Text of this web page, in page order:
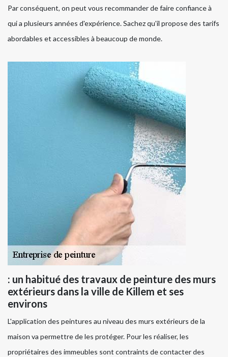
Par conséquent, on peut vous recommander de faire confiance à
qui a plusieurs années d'expérience. Sachez qu'il propose des tarifs
abordables et accessibles à beaucoup de monde.
: un habitué des travaux de peinture des murs
extérieurs dans la ville de Killem et ses
environs
L'application des peintures au niveau des murs extérieurs de la
maison va permettre de les protéger. Pour les réaliser, les
propriétaires des immeubles sont contraints de contacter des